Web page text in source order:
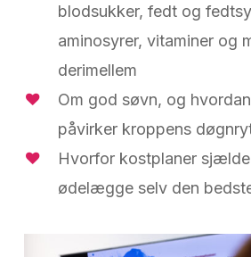
blodsukker, fedt og
aminosyrer, vitaminer og
derimellem
Om god søvn, og
påvirker kroppens
Hvorfor kostplaner
ødelægge selv den
Play Video